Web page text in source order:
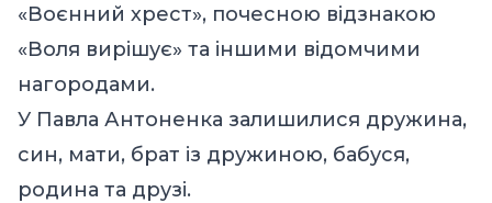
«Воєнний хрест», почесною відзнакою
«Воля вирішує» та іншими відомчими
нагородами.
У Павла Антоненка залишилися дружина,
син, мати, брат із дружиною, бабуся,
родина та друзі.